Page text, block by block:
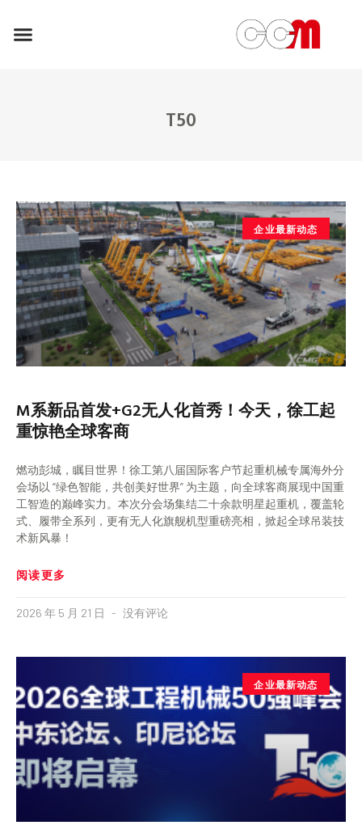
T50
企业最新动态
M系新品首发+G2无人化首秀！今天，徐工起
重惊艳全球客商
燃动彭城，瞩目世界！徐工第八届国际客户节起重机械专属海外分
会场以 “绿色智能，共创美好世界” 为主题，向全球客商展现中国重
工智造的巅峰实力。本次分会场集结二十余款明星起重机，覆盖轮
式、履带全系列，更有无人化旗舰机型重磅亮相，掀起全球吊装技
术新风暴！
阅读更多
2026 年 5 月 21 日 没有评论
企业最新动态